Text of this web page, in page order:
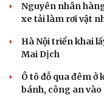
Nguyên nhân
xe tải làm rơi vật
Hà Nội triển khai
Mai Dịch
Ô tô đỗ qua đêm
bánh, công an vào